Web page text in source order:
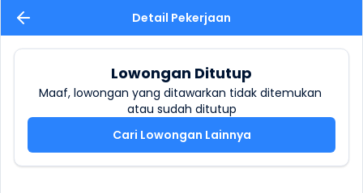
Detail Pekerjaan
Lowongan Ditutup
Maaf, lowongan yang ditawarkan tidak ditemukan
atau sudah ditutup
Cari Lowongan Lainnya